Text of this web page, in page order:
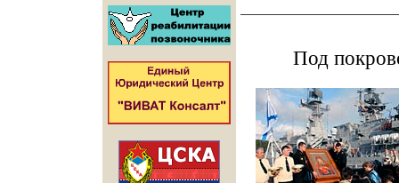
Под